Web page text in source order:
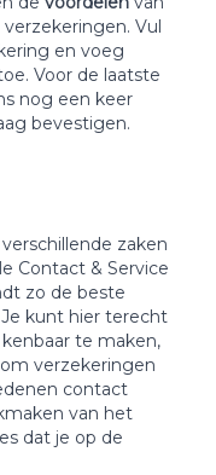
Vul
en voeg
Voor de laatste
nog een keer
bevestigen.
zaken
Contact & Service
zo de beste
kunt hier terecht
kenbaar te maken,
verzekeringen
contact
van het
dat je op de